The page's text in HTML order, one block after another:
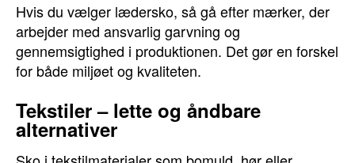
Hvis du vælger lædersko, så gå efter mærker, der
arbejder med ansvarlig garvning og
gennemsigtighed i produktionen. Det gør en forskel
for både miljøet og kvaliteten.
Tekstiler – lette og åndbare
alternativer